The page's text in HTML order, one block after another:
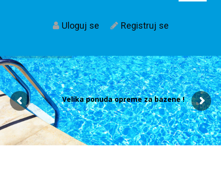
Uloguj se Registruj se
Velika ponuda opreme za bazene !